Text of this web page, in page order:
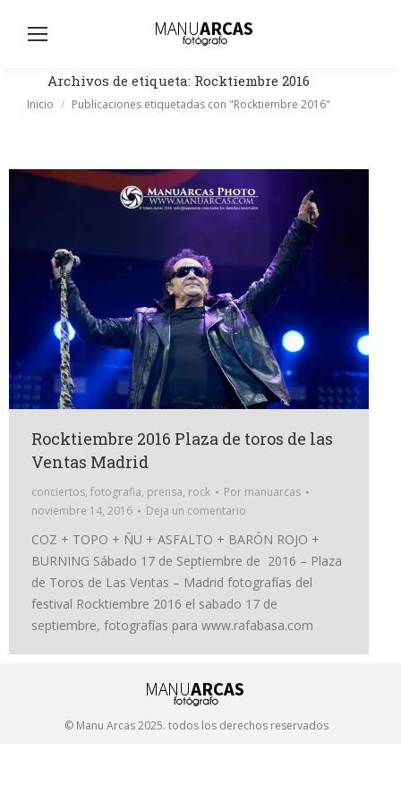
Archivos de etiqueta: Rocktiembre 2016
Estás aquí:
Inicio Publicaciones etiquetadas con "Rocktiembre 2016"
Rocktiembre 2016 Plaza de toros de las
Ventas Madrid
conciertos, fotografia, prensa, rock Por manuarcas
noviembre 14, 2016
Deja un comentario
COZ + TOPO + ÑU + ASFALTO + BARÓN ROJO +
BURNING Sábado 17 de Septiembre de 2016 – Plaza
de Toros de Las Ventas – Madrid fotografías del
festival Rocktiembre 2016 el sabado 17 de
septiembre, fotografías para www.rafabasa.com
© Manu Arcas 2025. todos los derechos reservados